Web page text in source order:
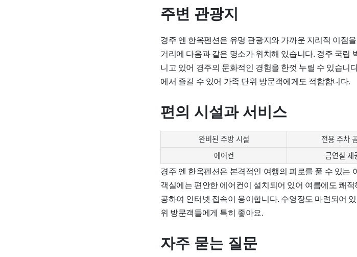
주변 관광지
경주 엔 한옥펜션은 유명 관광지와 가까운 지리적 이점
거리에 다음과 같은 명소가 위치해 있습니다. 경주 국립
니고 있어 경주의 문화적인 경험을 한껏 누릴 수 있습니
에서 즐길 수 있어 가족 단위 방문객에게도 적합합니다.
편의 시설과 서비스
완비된 주방 시설 전용 주차
에어컨
금연실 제
경주 엔 한옥펜션은 본격적인 여행의 피로를 풀 수 있는
객실에는 편안한 에어컨이 설치되어 있어 여름에도 쾌
공하여 인터넷 접속이 용이합니다. 수영장도 마련되어
위 방문객들에게 특히 좋아요.
자주 묻는 질문